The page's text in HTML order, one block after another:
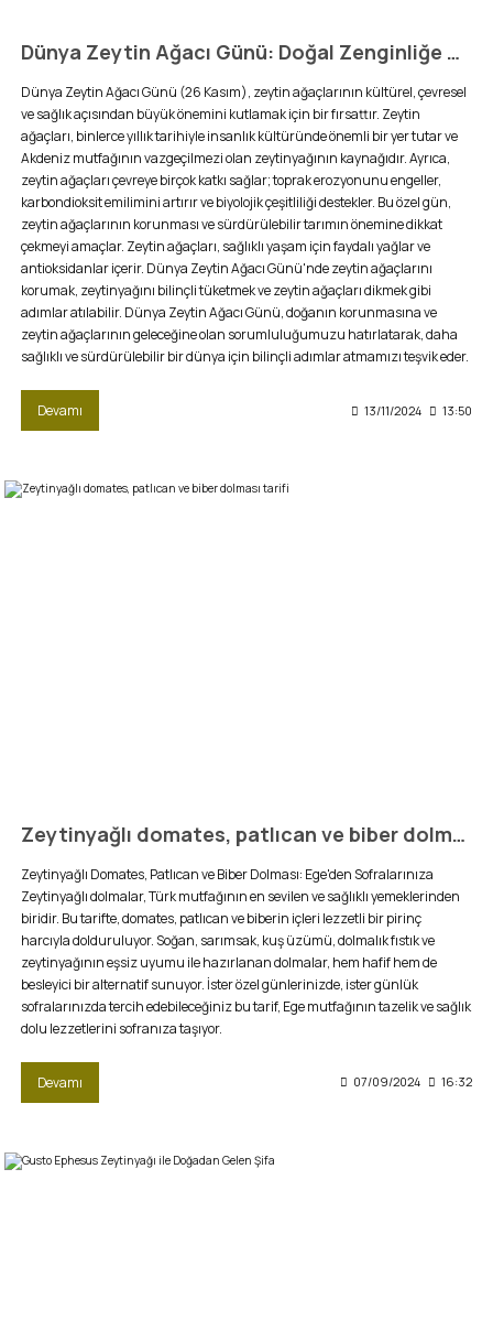
Dünya Zeytin Ağacı Günü: Doğal Zenginliğe Saygı
Dünya Zeytin Ağacı Günü (26 Kasım), zeytin ağaçlarının kültürel, çevresel
ve sağlık açısından büyük önemini kutlamak için bir fırsattır. Zeytin
ağaçları, binlerce yıllık tarihiyle insanlık kültüründe önemli bir yer tutar ve
Akdeniz mutfağının vazgeçilmezi olan zeytinyağının kaynağıdır. Ayrıca,
zeytin ağaçları çevreye birçok katkı sağlar; toprak erozyonunu engeller,
karbondioksit emilimini artırır ve biyolojik çeşitliliği destekler. Bu özel gün,
zeytin ağaçlarının korunması ve sürdürülebilir tarımın önemine dikkat
çekmeyi amaçlar. Zeytin ağaçları, sağlıklı yaşam için faydalı yağlar ve
antioksidanlar içerir. Dünya Zeytin Ağacı Günü'nde zeytin ağaçlarını
korumak, zeytinyağını bilinçli tüketmek ve zeytin ağaçları dikmek gibi
adımlar atılabilir. Dünya Zeytin Ağacı Günü, doğanın korunmasına ve
zeytin ağaçlarının geleceğine olan sorumluluğumuzu hatırlatarak, daha
sağlıklı ve sürdürülebilir bir dünya için bilinçli adımlar atmamızı teşvik eder.
Devamı 13/11/2024 13:50
Zeytinyağlı domates, patlıcan ve biber dolması tarifi
Zeytinyağlı Domates, Patlıcan ve Biber Dolması: Ege'den Sofralarınıza
Zeytinyağlı dolmalar, Türk mutfağının en sevilen ve sağlıklı yemeklerinden
biridir. Bu tarifte, domates, patlıcan ve biberin içleri lezzetli bir pirinç
harcıyla dolduruluyor. Soğan, sarımsak, kuş üzümü, dolmalık fıstık ve
zeytinyağının eşsiz uyumu ile hazırlanan dolmalar, hem hafif hem de
besleyici bir alternatif sunuyor. İster özel günlerinizde, ister günlük
sofralarınızda tercih edebileceğiniz bu tarif, Ege mutfağının tazelik ve sağlık
dolu lezzetlerini sofranıza taşıyor.
Devamı 07/09/2024 16:32